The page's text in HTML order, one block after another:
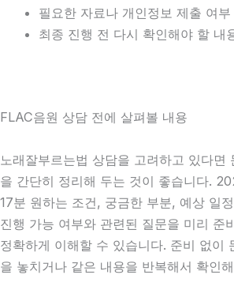
필요한 자료나 개인정보 제출 여부
최종 진행 전 다시 확인해야 할 내
FLAC음원 상담 전에 살펴볼 내용
노래잘부르는법 상담을 고려하고 있다면
을 간단히 정리해 두는 것이 좋습니다.
17분 원하는 조건, 궁금한 부분, 예상 일
진행 가능 여부와 관련된 질문을 미리 준
정확하게 이해할 수 있습니다. 준비 없이
을 놓치거나 같은 내용을 반복해서 확인